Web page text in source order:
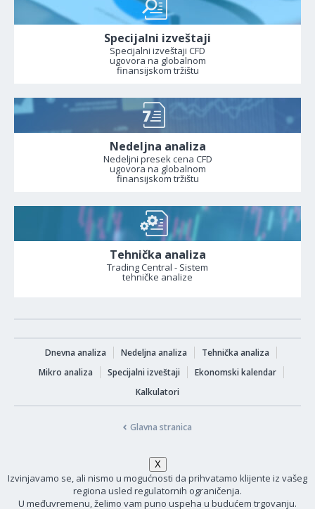
Specijalni izveštaji
Specijalni izveštaji CFD
ugovora na globalnom
finansijskom tržištu
Nedeljna analiza
Nedeljni presek cena CFD
ugovora na globalnom
finansijskom tržištu
Tehnička analiza
Trading Central - Sistem
tehničke analize
Dnevna analiza Nedeljna analiza
Tehnička analiza
Mikro analiza
Specijalni izveštaji
Ekonomski kalendar
Kalkulatori
Glavna stranica
Izvinjavamo se, ali nismo u mogućnosti da prihvatamo klijente iz vašeg
regiona usled regulatornih ograničenja.
U međuvremenu, želimo vam puno uspeha u budućem trgovanju.